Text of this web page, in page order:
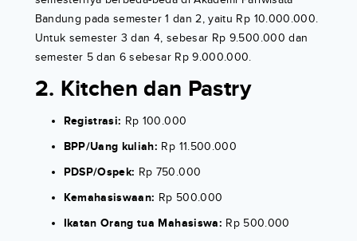
Bandung pada semester 1 dan 2, yaitu Rp 10.000.000.
Untuk semester 3 dan 4, sebesar Rp 9.500.000 dan
semester 5 dan 6 sebesar Rp 9.000.000.
2. Kitchen dan Pastry
Registrasi: Rp 100.000
BPP/Uang kuliah: Rp 11.500.000
PDSP/Ospek: Rp 750.000
Kemahasiswaan: Rp 500.000
Ikatan Orang tua Mahasiswa: Rp 500.000